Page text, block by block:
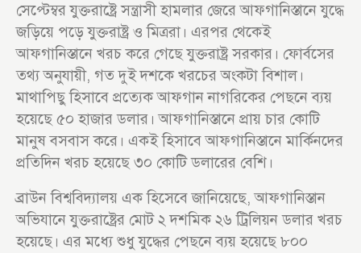
সেপ্টেম্বর যুক্তরাষ্ট্রে সন্ত্রাসী হামলার জেরে আফগানিস্তানে যুদ্ধে
জড়িয়ে পড়ে যুক্তরাষ্ট্র ও মিত্ররা। এরপর থেকেই
আফগানিস্তানে খরচ করে গেছে যুক্তরাষ্ট্র সরকার। ফোর্বসের
তথ্য অনুযায়ী, গত দুই দশকে খরচের অংকটা বিশাল।
মাথাপিছু হিসাবে প্রত্যেক আফগান নাগরিকের পেছনে ব্যয়
হয়েছে ৫০ হাজার ডলার। আফগানিস্তানে প্রায় চার কোটি
মানুষ বসবাস করে। একই হিসাবে আফগানিস্তানে মার্কিনদের
প্রতিদিন খরচ হয়েছে ৩০ কোটি ডলারের বেশি।
ব্রাউন বিশ্ববিদ্যালয় এক হিসেবে জানিয়েছে, আফগানিস্তান
অভিযানে যুক্তরাষ্ট্রের মোট ২ দশমিক ২৬ ট্রিলিয়ন ডলার খরচ
হয়েছে। এর মধ্যে শুধু যুদ্ধের পেছনে ব্যয় হয়েছে ৮০০